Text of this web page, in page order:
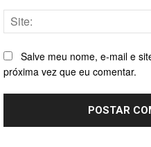
Salve meu nome, e-mail e
próxima vez que eu comentar.